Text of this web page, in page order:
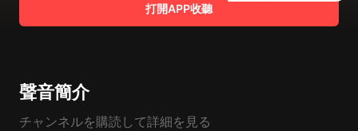
打開APP收聽
聲音簡介
チャンネルを購読して詳細を見る